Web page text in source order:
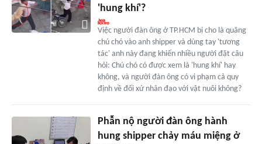
'hung khí'?
Việc người đàn ông ở TP.HCM bị cho là quăng
chú chó vào anh shipper và dùng tay 'tương
tác' anh này đang khiến nhiều người đặt câu
hỏi: Chú chó có được xem là 'hung khí' hay
không, và người đàn ông có vi phạm cả quy
định về đối xử nhân đạo với vật nuôi không?
Phẫn nộ người đàn ông hành
hung shipper chảy máu miệng ở